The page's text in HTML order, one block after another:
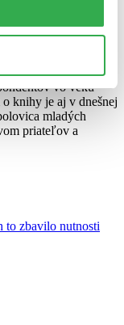
štúdia
sa zoberala
vo veku
knihy je aj v dnešnej
mladých
priateľov a
to zbavilo nutnosti